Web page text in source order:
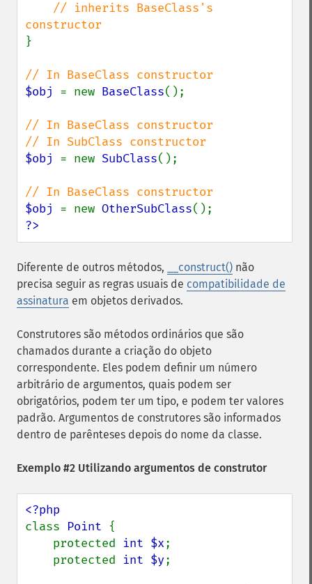
// inherits BaseClass's
}
$obj = new BaseClass();
// In BaseClass constructor
$obj = new SubClass();
$obj = new OtherSubClass
?>
Diferente de outros métodos, __construct() não
precisa seguir as regras usuais de compatibilidade de
assinatura em objetos derivados.
Construtores são métodos ordinários que são
chamados durante a criação do objeto
correspondente. Eles podem definir um número
arbitrário de argumentos, quais podem ser
obrigatórios, podem ter um tipo, e podem ter valores
padrão. Argumentos de construtores são informados
dentro de parênteses depois do nome da classe.
Exemplo #2 Utilizando argumentos de construtor
class Point {
    protected
int $x;
    protected
int $y;